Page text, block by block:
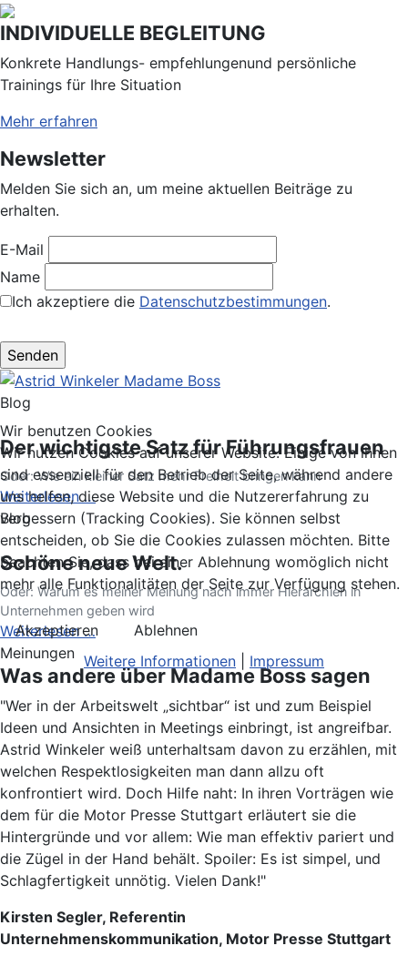
INDIVIDUELLE BEGLEITUNG
Konkrete Handlungs- empfehlungenund persönliche
Trainings für Ihre Situation
Mehr erfahren
Newsletter
Melden Sie sich an, um meine aktuellen Beiträge zu
erhalten.
E-Mail
Name
Ich akzeptiere die Datenschutzbestimmungen.
Blog
Der wichtigste Satz für Führungsfrauen
Oder: Wie ein kleiner Satz mehr Freiheit bringen kann
Weiterlesen …
Blog
Schöne neue Welt.
Oder: Warum es meiner Meinung nach immer Hierarchien in
Unternehmen geben wird
Weiterlesen …
Meinungen
Was andere über Madame Boss sagen
"Wer in der Arbeitswelt „sichtbar“ ist und zum Beispiel
Ideen und Ansichten in Meetings einbringt, ist angreifbar.
Astrid Winkeler weiß unterhaltsam davon zu erzählen, mit
welchen Respektlosigkeiten man dann allzu oft
konfrontiert wird. Doch Hilfe naht: In ihren Vorträgen wie
dem für die Motor Presse Stuttgart erläutert sie die
Hintergründe und vor allem: Wie man effektiv pariert und
die Zügel in der Hand behält. Spoiler: Es ist simpel, und
Schlagfertigkeit unnötig. Vielen Dank!"
Kirsten Segler, Referentin
Unternehmenskommunikation, Motor Presse Stuttgart
Wir benutzen Cookies
Wir nutzen Cookies auf unserer Website. Einige von ihnen
sind essenziell für den Betrieb der Seite, während andere
uns helfen, diese Website und die Nutzererfahrung zu
verbessern (Tracking Cookies). Sie können selbst
entscheiden, ob Sie die Cookies zulassen möchten. Bitte
beachten Sie, dass bei einer Ablehnung womöglich nicht
mehr alle Funktionalitäten der Seite zur Verfügung stehen.
Akzeptieren
Ablehnen
Weitere Informationen
Impressum